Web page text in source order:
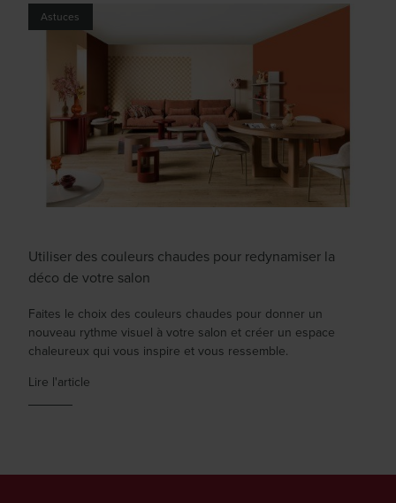
Astuces
Utiliser des couleurs chaudes pour redynamiser la
déco de votre salon
Faites le choix des couleurs chaudes pour donner un
nouveau rythme visuel à votre salon et créer un espace
chaleureux qui vous inspire et vous ressemble.
Lire l'article